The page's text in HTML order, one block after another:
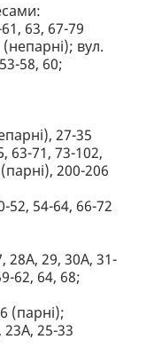
63, 67-79
вул.
58, 60;
27-35
63-71, 73-102,
200-206
52, 54-64, 66-72
28А, 29, 30А, 31-
62, 64, 68;
(парні);
23А, 25-33